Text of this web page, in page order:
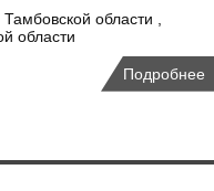
области ,
области
Подробнее